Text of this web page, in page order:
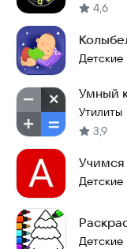
4,6
Детские
Умный
Утилиты
3,9
Учимся
Детские
Детские